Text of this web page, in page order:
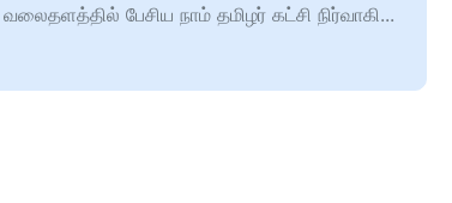
வலைதளத்தில் பேசிய நாம் தமிழர் கட்சி நிர்வாகி...